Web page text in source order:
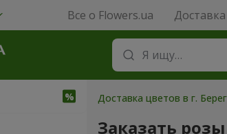
Все о Flowers.ua
Доставка цветов в г.
Заказать